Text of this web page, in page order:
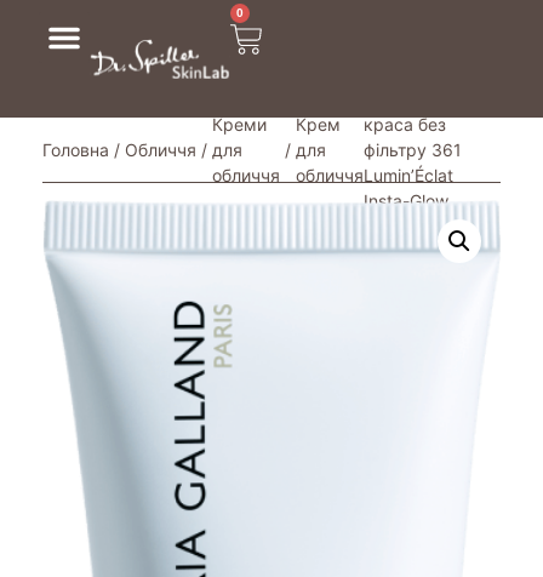
0
Головна / Обличчя /
Креми
для
обличчя
/
Крем
для
обличчя
краса без
фільтру 361
Lumin’Éclat
Insta-Glow